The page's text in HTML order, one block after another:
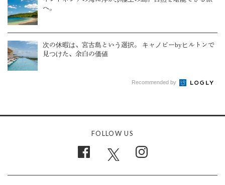
へ。
次の休暇は、宮古島という選択。 キャノピーbyヒルトンで
見つけた、余白の価値
Recommended by
FOLLOW US